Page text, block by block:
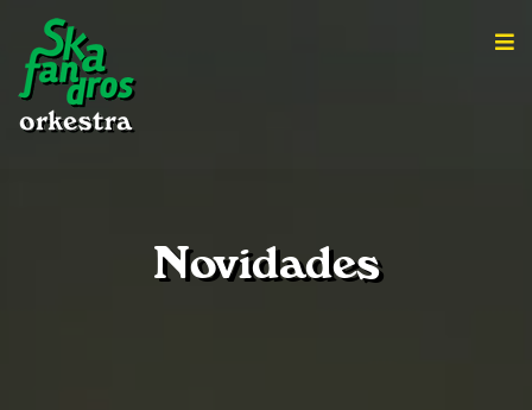
Novidades